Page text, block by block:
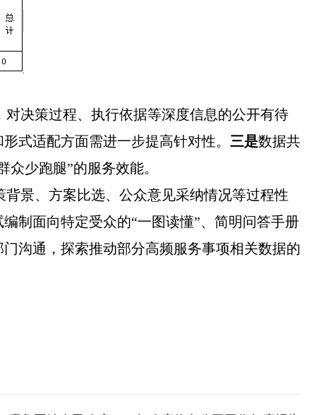
决策过程、执行依据等深度信息的公开有待
式适配方面需进一步提高针对性。 三是数据共
少跑腿”的服务效能。
景、方案比选、公众意见采纳情况等过程性
制面向特定受众的“一图读懂”、简明问答手册
沟通，探索推动部分高频服务事项相关数据的